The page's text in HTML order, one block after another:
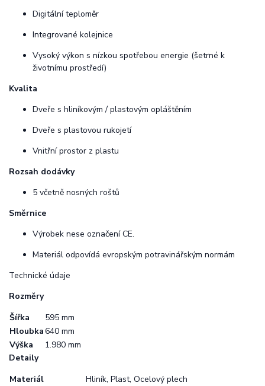
Digitální teploměr
Integrované kolejnice
Vysoký výkon s nízkou spotřebou energie (šetrné k
životnímu prostředí)
Kvalita
Dveře s hliníkovým / plastovým opláštěním
Dveře s plastovou rukojetí
Vnitřní prostor z plastu
Rozsah dodávky
5 včetně nosných roštů
Směrnice
Výrobek nese označení CE.
Materiál odpovídá evropským potravinářským normám
Technické údaje
Rozměry
Šířka
595 mm
Hloubka640 mm
Výška
1.980 mm
Detaily
Materiál
Hliník, Plast, Ocelový plech